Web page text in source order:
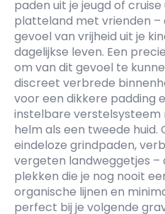
paden uit je jeugd of
platteland met vrienden
gevoel van vrijheid uit je
dagelijkse leven. Een
om van dit gevoel te
discreet verbrede
voor een dikkere padding
instelbare
helm als een tweede huid.
eindeloze grindpaden,
vergeten landweggetjes –
plekken die je nog nooit
organische lijnen en
perfect bij je volgende